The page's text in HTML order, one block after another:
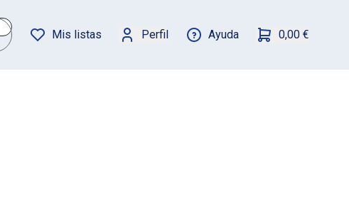
Mis listas Perfil Ayuda 0,00 €